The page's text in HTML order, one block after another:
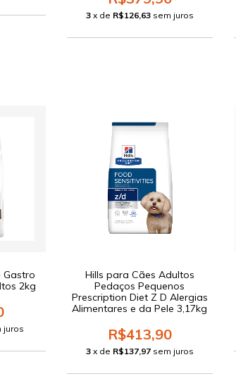
3 x de R$126,63 sem juros
Gastro
2kg
juros
Hills para Cães Adultos
Pedaços Pequenos
Prescription Diet Z D Alergias
Alimentares e da Pele 3,17kg
R$413,90
3 x de R$137,97 sem juros